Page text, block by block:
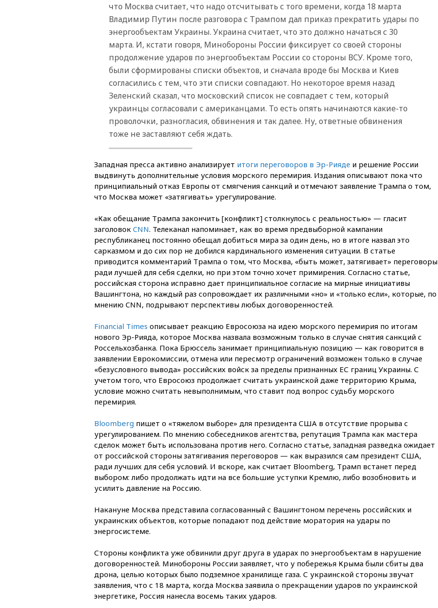
13:13СК возбудил дело по
факту гибели женщины и
ребенка в Раменском
12:57 В Луганске при ракетном
ударе ВСУ по складу
пострадали пять человек
12:44МВД: число
преступлений, связанных с
отмыванием денег, достигло
рекордного показателя
В Подмосковье
женщина и трехлетний
изменятся билеты на
общественный транспорт
12:15Иран и Оман
Ормузского пролива
11:58Politico: США
восстановили обмен
разведданными с Украиной
11:58Великобритания
расширила санкции против
России
11:37В Ярославской области
11:19МИД России ответил на
критику мэра Хиросимы в
годовщину ядерной
бомбардировки
10:57 Оверчук заявил о
сокращении товарооборота
России и Армении на две
Джанни Инфантино сумел
сохранить пост
10:38Роскачество нашло
кишечную палочку в бургерах
пяти популярных сетей
фастфуда
произошедшего с Cessna-182
10:18В Приморье задержаны
09:59The Spectator:
отсутствие ракет для Patriot у
Украины приведет к
поражению Киева
что Москва считает, что надо отсчитывать с того времени, когда 18 марта
Владимир Путин после разговора с Трампом дал приказ прекратить удары по
энергообъектам Украины. Украина считает, что это должно начаться с 30
марта. И, кстати говоря, Минобороны России фиксирует со своей стороны
продолжение ударов по энергообъектам России со стороны ВСУ. Кроме того,
были сформированы списки объектов, и сначала вроде бы Москва и Киев
согласились с тем, что эти списки совпадают. Но некоторое время назад
Зеленский сказал, что московский список не совпадает с тем, который
украинцы согласовали с американцами. То есть опять начинаются какие-то
проволочки, разногласия, обвинения и так далее. Ну, ответные обвинения
тоже не заставляют себя ждать.
Западная пресса активно анализирует итоги переговоров в Эр-Рияде и решение России
выдвинуть дополнительные условия морского перемирия. Издания описывают пока что
принципиальный отказ Европы от смягчения санкций и отмечают заявление Трампа о том,
что Москва может «затягивать» урегулирование.
«Как обещание Трампа закончить [конфликт] столкнулось с реальностью» — гласит
заголовок CNN. Телеканал напоминает, как во время предвыборной кампании
республиканец постоянно обещал добиться мира за один день, но в итоге назвал это
сарказмом и до сих пор не добился кардинального изменения ситуации. В статье
приводится комментарий Трампа о том, что Москва, «быть может, затягивает» переговоры
ради лучшей для себя сделки, но при этом точно хочет примирения. Согласно статье,
российская сторона исправно дает принципиальное согласие на мирные инициативы
Вашингтона, но каждый раз сопровождает их различными «но» и «только если», которые, по
мнению CNN, подрывают перспективы любых договоренностей.
Financial Times описывает реакцию Евросоюза на идею морского перемирия по итогам
нового Эр-Рияда, которое Москва назвала возможным только в случае снятия санкций с
Россельхозбанка. Пока Брюссель занимает принципиальную позицию — как говорится в
заявлении Еврокомиссии, отмена или пересмотр ограничений возможен только в случае
«безусловного вывода» российских войск за пределы признанных ЕС границ Украины. С
учетом того, что Евросоюз продолжает считать украинской даже территорию Крыма,
условие можно считать невыполнимым, что ставит под вопрос судьбу морского
перемирия.
Bloomberg пишет о «тяжелом выборе» для президента США в отсутствие прорыва с
урегулированием. По мнению собеседников агентства, репутация Трампа как мастера
сделок может быть использована против него. Согласно статье, западная разведка ожидает
от российской стороны затягивания переговоров — как выразился сам президент США,
ради лучших для себя условий. И вскоре, как считает Bloomberg, Трамп встанет перед
выбором: либо продолжать идти на все большие уступки Кремлю, либо возобновить и
усилить давление на Россию.
Накануне Москва представила согласованный с Вашингтоном перечень российских и
украинских объектов, которые попадают под действие моратория на удары по
энергосистеме.
Стороны конфликта уже обвинили друг друга в ударах по энергообъектам в нарушение
договоренностей. Минобороны России заявляет, что у побережья Крыма были сбиты два
дрона, целью которых было подземное хранилище газа. С украинской стороны звучат
заявления, что с 18 марта, когда Москва заявила о прекращении ударов по украинской
энергетике, Россия нанесла восемь таких ударов.